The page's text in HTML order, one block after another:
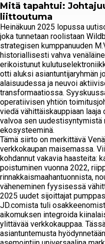
Mitä tapahtui:
liittoutuma
Heinäkuun 2025 lopussa
joka tunnetaan roolistaan
strategisen kumppanuuden
historiallisesti vahva
erikoistunut
otti aluksi asiantuntijaryhmän
alaisuudessa ja neuvoi
transformaatiossa.
operatiivisen yhtiön
viedä vähittäiskauppiaan
valvoa sen uudestisyntymistä
ekosysteeminä.
Tämä siirto on merkittävä
verkkokaupan maisemassa.
kohdannut vakavia haasteita:
poistuminen vuonna 2022,
rinnakkaismaahantuonnista,
väheneminen fyysisessä
2025 uudet sijoittajat
JD.comista tuli
aikomuksen integroida
ylittävää verkkokauppaa.
asiantuntemusta